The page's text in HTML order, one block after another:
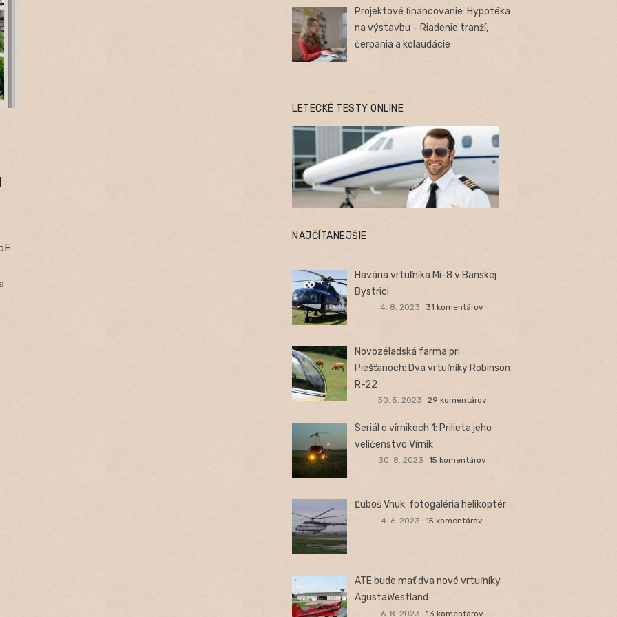
Projektové financovanie: Hypotéka
na výstavbu – Riadenie tranží,
čerpania a kolaudácie
LETECKÉ TESTY ONLINE
NAJČÍTANEJŠIE
Havária vrtuľníka Mi-8 v Banskej
Bystrici
4. 8. 2023 31 komentárov
Novozéladská farma pri
Piešťanoch: Dva vrtuľníky Robinson
R-22
30. 5. 2023 29 komentárov
Seriál o vírnikoch 1: Prilieta jeho
veličenstvo Vírnik
30. 8. 2023 15 komentárov
Ľuboš Vnuk: fotogaléria helikoptér
4. 6. 2023 15 komentárov
ATE bude mať dva nové vrtuľníky
AgustaWestland
6. 8. 2023 13 komentárov